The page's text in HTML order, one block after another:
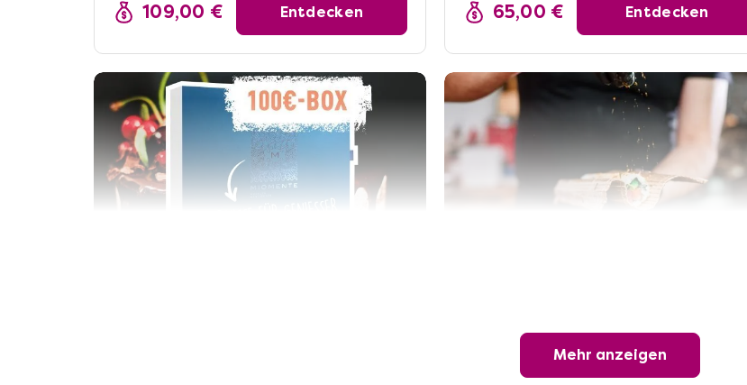
109,00 € Entdecken 65,00 € Entdecken
Online Sushi Kochkurs: Alles rund um die
perfekte Maki-Rolle!Mehr anzeigen